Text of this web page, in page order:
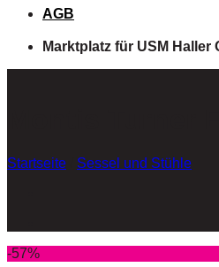
AGB
Marktplatz für USM
Startseite Sessel und Stühle
-57%